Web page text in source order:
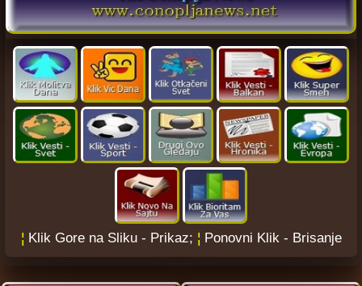
¦ Klik Gore na Sliku - Prikaz; ¦ Ponovni Klik - Brisanje